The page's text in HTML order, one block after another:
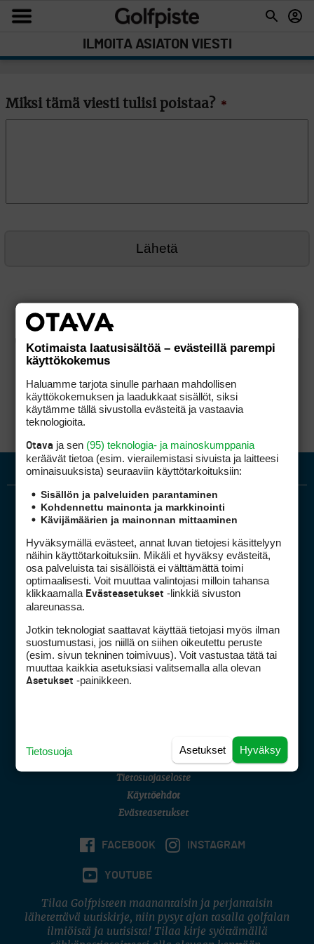
ILMOITA ASIATON VIESTI
Miksi tämä viesti tulisi poistaa? *
Golfpiste mediakortti
Golfpisteen yhteystiedot
DSA avoimuusraportti
Asiakaspalvelu
(digi) digi@otavamedia.fi
Tietosuojaseloste
Käyttöehdot
Evästeasetukset
FACEBOOK INSTAGRAM
YOUTUBE
Tilaa Golfpisteen maanantaisin ja perjantaisin
lähetettävä uutiskirje, niin pysyt ajan tasalla golfalan
ilmiöistä ja uutisista! Tilaa kirje syöttämällä
Kotimaista laatusisältöä – evästeillä parempi
käyttökokemus
Haluamme tarjota sinulle parhaan mahdollisen
käyttökokemuksen ja laadukkaat sisällöt, siksi
käytämme tällä sivustolla evästeitä ja vastaavia
teknologioita.
Otava ja sen (95) teknologia- ja mainoskumppania
keräävät tietoa (esim. vierailemis­tasi sivuista ja laitteesi
ominaisuuk­sista) seuraaviin käyttötarkoituksiin:
Sisällön ja palveluiden parantaminen
Kohdennettu mainonta ja markkinointi
Kävijämäärien ja mainonnan mittaaminen
Hyväksymällä evästeet, annat luvan tietojesi käsittelyyn
näihin käyttötarkoituksiin. Mikäli et hyväksy evästeitä,
osa palveluista tai sisällöistä ei välttämättä toimi
optimaalisesti. Voit muuttaa valintojasi milloin tahansa
klikkaamalla Evästeasetukset -linkkiä sivuston
alareunassa.
Jotkin teknologiat saattavat käyttää tietojasi myös ilman
suostumustasi, jos niillä on siihen oikeutettu peruste
(esim. sivun tekninen toimivuus). Voit vastustaa tätä tai
muuttaa kaikkia asetuksiasi valitsemalla alla olevan
Asetukset -painikkeen.
Hyväksy
Asetukset
Tietosuoja